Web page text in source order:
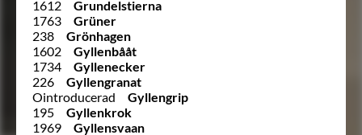
1612
Grundelstierna
1763
Grüner
238
Grönhagen
1602
Gyllenbååt
1734
Gyllenecker
226
Gyllengranat
Ointroducerad
Gyllengrip
195
Gyllenkrok
1969
Gyllensvaan